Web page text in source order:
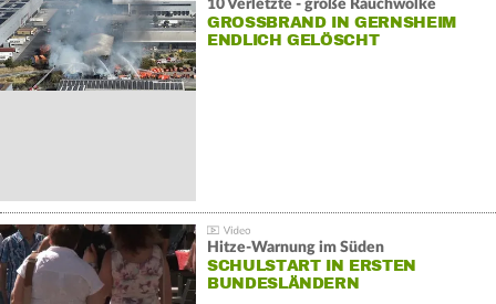
10 Verletzte - große Rauchwolke
GROSSBRAND IN GERNSHEIM E
NDLICH GELÖSCHT
Hitze-Warnung im Süden
SCHULSTART IN ERSTEN
BUNDESLÄNDERN